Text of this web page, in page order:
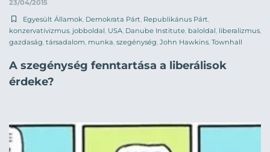
23/04/2015
Egyesült Államok, Demokrata Párt, Republikánus Párt,
konzervativizmus, jobboldal, USA, Danube Institute, baloldal, liberalizmus,
gazdaság, társadalom, munka, szegénység, John Hawkins, Townhall
A szegénység fenntartása a liberálisok
érdeke?